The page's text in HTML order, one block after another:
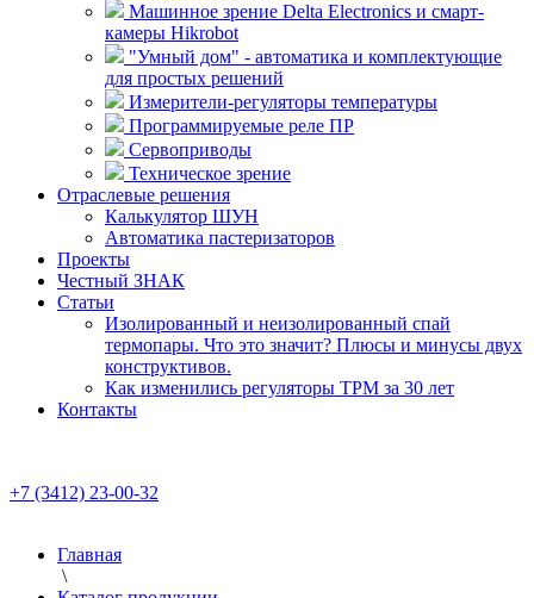
Машинное зрение Delta Electronics и смарт-
камеры Hikrobot
"Умный дом" - автоматика и комплектующие
для простых решений
Измерители-регуляторы температуры
Программируемые реле ПР
Сервоприводы
Техническое зрение
Отраслевые решения
Калькулятор ШУН
Автоматика пастеризаторов
Проекты
Честный ЗНАК
Статьи
Изолированный и неизолированный спай
термопары. Что это значит? Плюсы и минусы двух
конструктивов.
Как изменились регуляторы ТРМ за 30 лет
Контакты
+7 (3412) 23-00-32
Главная
\